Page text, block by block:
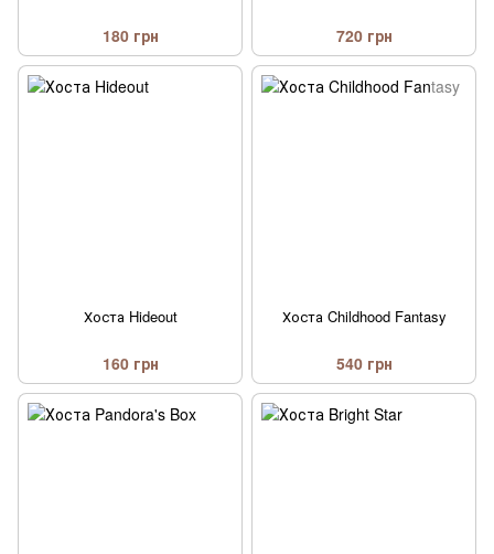
180 грн 720 грн
Хоста Hideout
160 грн
Хоста Childhood Fantasy
540 грн